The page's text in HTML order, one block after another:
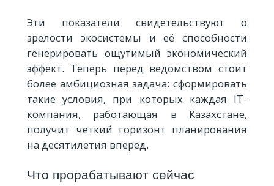
Эти показатели свидетельствуют о
зрелости экосистемы и её способности
генерировать ощутимый экономический
эффект. Теперь перед ведомством стоит
более амбициозная задача: сформировать
такие условия, при которых каждая IT-
компания, работающая в Казахстане,
получит четкий горизонт планирования
на десятилетия вперед.
Что прорабатывают сейчас